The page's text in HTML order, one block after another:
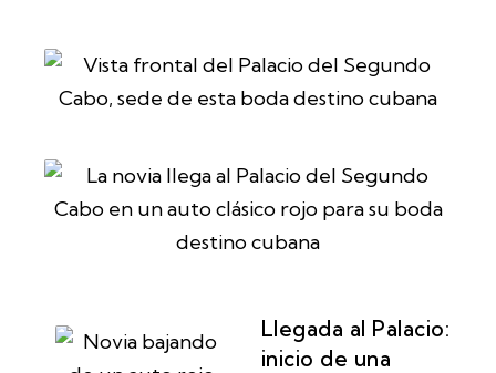
Llegada al Palacio:
inicio de una